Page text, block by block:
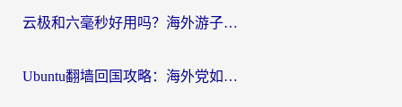
云极和六毫秒好用吗？海外游子解锁国内资源的真实答案
Ubuntu翻墙回国攻略：海外党如何选对加速器，无缝刷国内剧玩游戏？